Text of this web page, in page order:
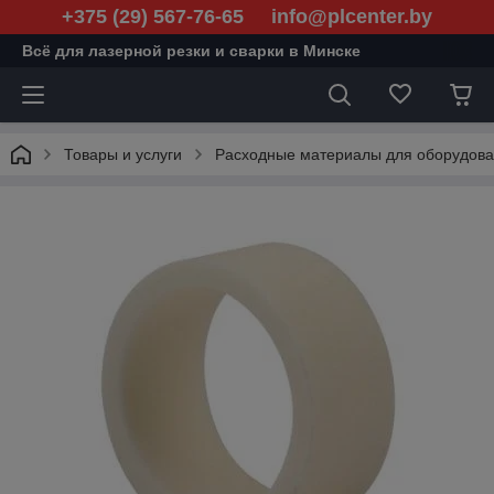
+375 (29) 567-76-65 info@plcenter.by
Всё для лазерной резки и сварки в Минске
Товары и услуги Расходные материалы для